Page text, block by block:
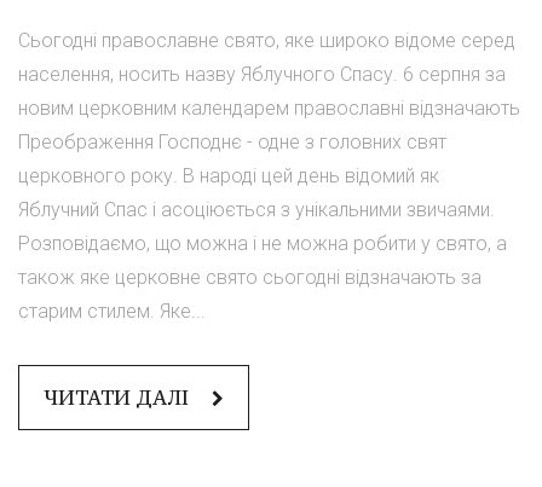
Сьогодні православне свято, яке широко відоме серед
населення, носить назву Яблучного Спасу. 6 серпня за
новим церковним календарем православні відзначають
Преображення Господнє - одне з головних свят
церковного року. В народі цей день відомий як
Яблучний Спас і асоціюється з унікальними звичаями.
Розповідаємо, що можна і не можна робити у свято, а
також яке церковне свято сьогодні відзначають за
старим стилем. Яке...
ЧИТАТИ ДАЛІ